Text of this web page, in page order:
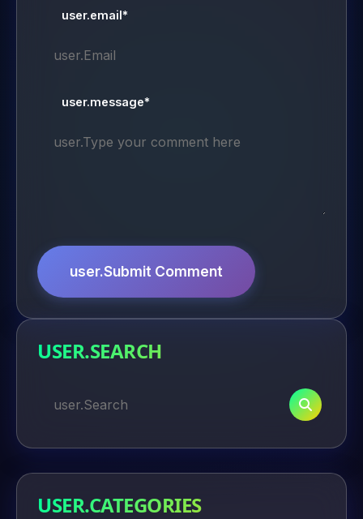
user.email*
user.message*
user.Submit Comment
USER.SEARCH
USER.CATEGORIES